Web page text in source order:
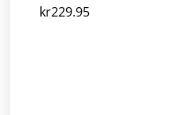
kr229.95